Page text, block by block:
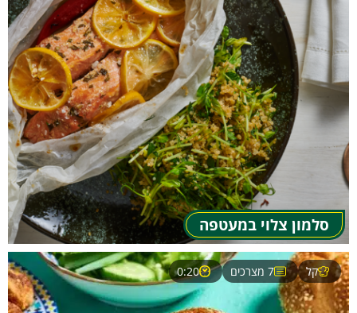
סלמון צלוי במעטפה
קל 7 מצרכים 0:20